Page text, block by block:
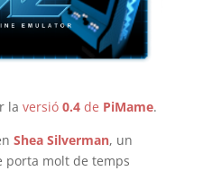
la versió 0.4de PiMame.
Shea Silverman, un
porta molt de temps